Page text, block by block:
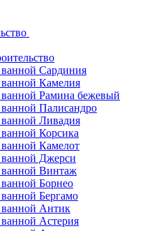
Сардиния
Камелия
Рамина бежевый
Палисандро
Ливадия
Корсика
Камелот
Джерси
ванной Винтаж
Борнео
Бергамо
ванной Антик
Астерия